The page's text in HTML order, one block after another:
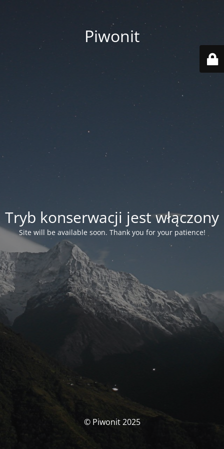
Piwonit
Tryb konserwacji jest włączony
Site will be available soon. Thank you for your patience!
© Piwonit 2025